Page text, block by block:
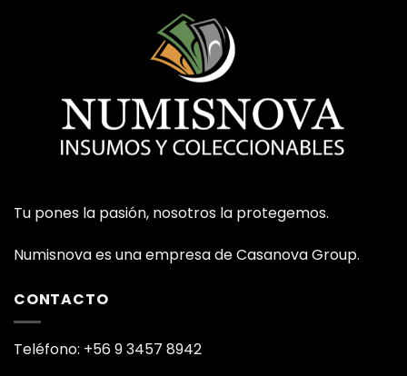
Tu pones la pasión, nosotros la protegemos.
Numisnova es una empresa de Casanova Group.
CONTACTO
Teléfono: +56 9 3457 8942